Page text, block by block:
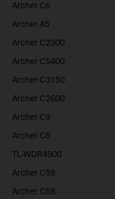
Archer C6
Archer A5
Archer C2300
Archer C5400
Archer C3150
Archer C2600
Archer C9
Archer C8
TL-WDR4900
Archer C59
Archer C58